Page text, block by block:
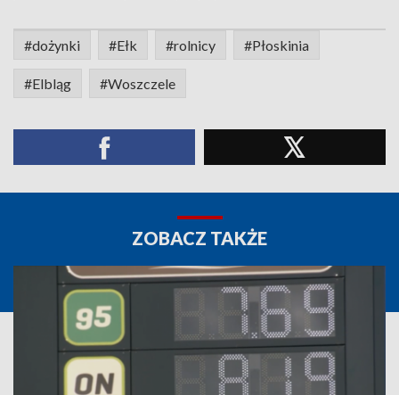
#dożynki #Ełk #rolnicy #Płoskinia
#Elbląg #Woszczele
ZOBACZ TAKŻE